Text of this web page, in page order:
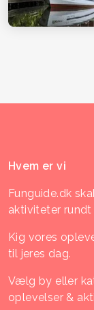
Hvem er vi
Funguide.dk
aktiviteter rundt
Kig vores
til jeres dag.
Vælg by eller
oplevelser &